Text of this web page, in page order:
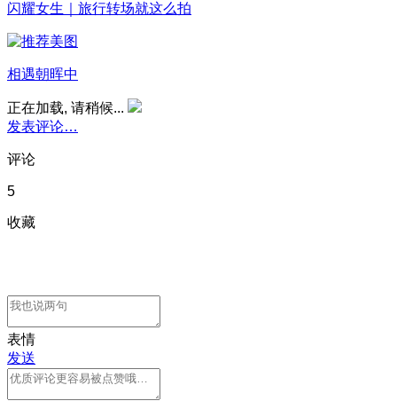
闪耀女生｜旅行转场就这么拍
相遇朝晖中
正在加载, 请稍候...
发表评论…
评论
5
收藏
表情
发送